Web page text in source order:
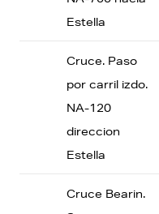
Estella
Cruce. Paso
por carril izdo.
NA-120
direccion
Estella
Cruce Bearin.